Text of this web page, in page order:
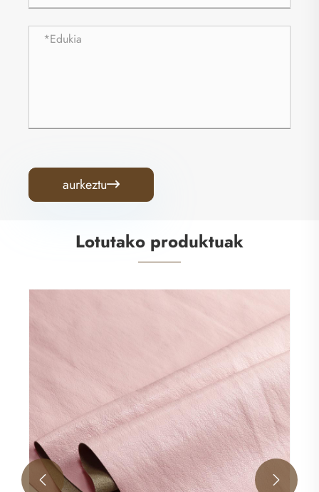
aurkeztu
Lotutako produktuak
Gehiago ikusi >>
 